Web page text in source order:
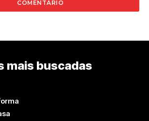
mais buscadas